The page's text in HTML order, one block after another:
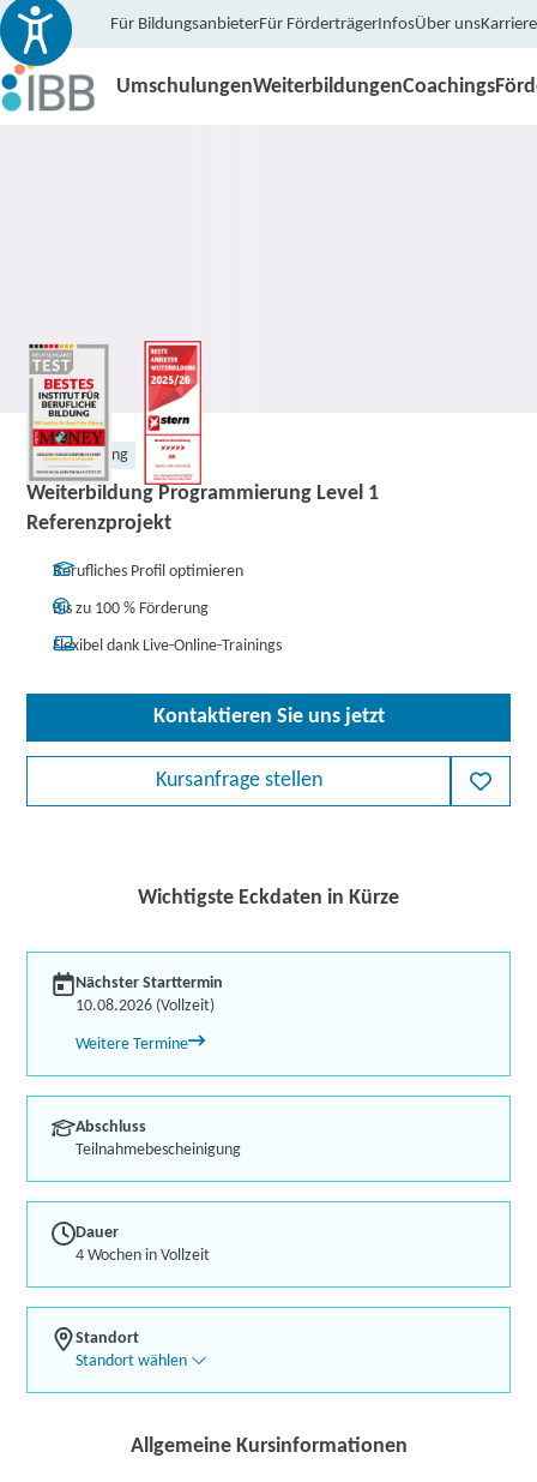
Für BildungsanbieterFür FörderträgerInfosÜber unsKarriere
UmschulungenWeiterbildungenCoachings
Weiterbildung
Weiterbildung Programmierung Level 1
Referenzprojekt
Berufliches Profil optimieren
Bis zu 100 % Förderung
Flexibel dank Live-Online-Trainings
Kontaktieren Sie uns jetzt
Kursanfrage stellen
Wichtigste Eckdaten in Kürze
Nächster Starttermin
10.08.2026 (Vollzeit)
Weitere Termine
Abschluss
Teilnahmebescheinigung
Dauer
4 Wochen in Vollzeit
Standort
Standort wählen
Allgemeine Kursinformationen